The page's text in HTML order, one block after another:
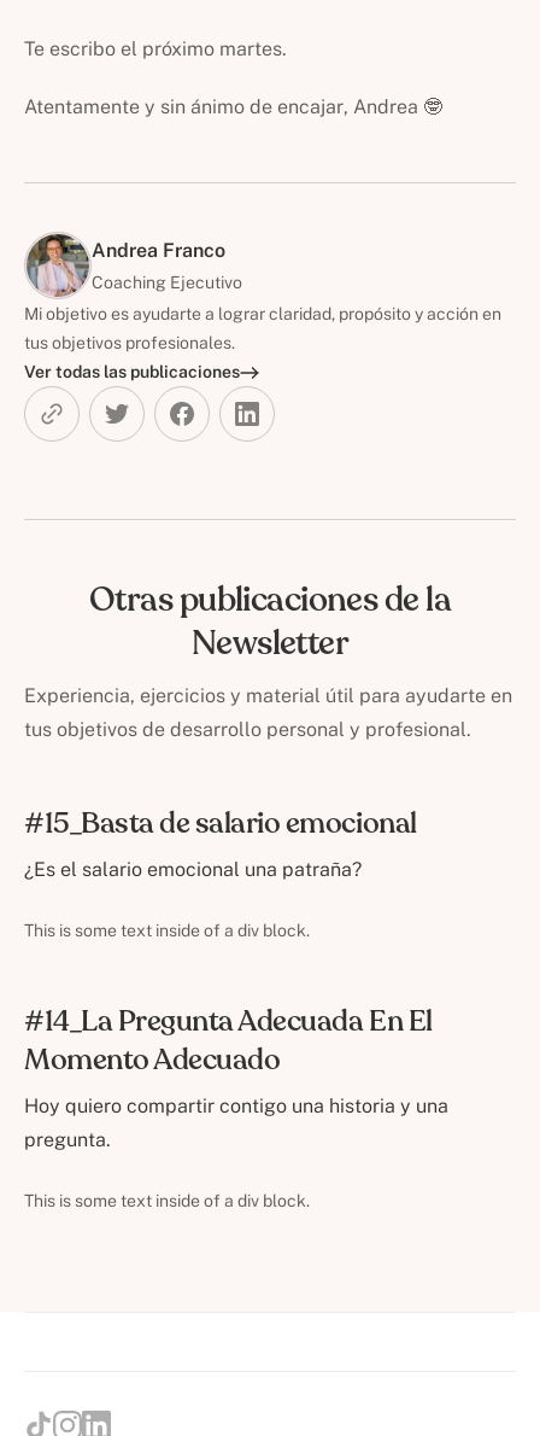
Te escribo el próximo martes.
Atentamente y sin ánimo de encajar, Andrea 🤓
Andrea Franco
Coaching Ejecutivo
Mi objetivo es ayudarte a lograr claridad, propósito y acción en
tus objetivos profesionales.
Ver todas las publicaciones
Otras publicaciones de la
Newsletter
Experiencia, ejercicios y material útil para ayudarte en
tus objetivos de desarrollo personal y profesional.
#15_Basta de salario emocional
¿Es el salario emocional una patraña?
This is some text inside of a div block.
#14_La Pregunta Adecuada En El
Momento Adecuado
Hoy quiero compartir contigo una historia y una
pregunta.
This is some text inside of a div block.